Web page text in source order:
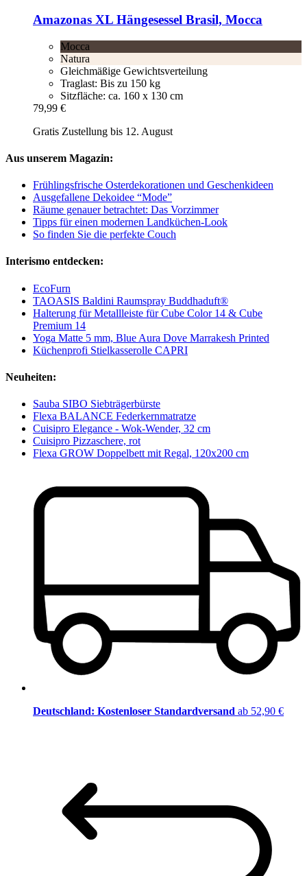
Amazonas XL Hängesessel Brasil, Mocca
Mocca
Natura
Gleichmäßige Gewichtsverteilung
Traglast: Bis zu 150 kg
Sitzfläche: ca. 160 x 130 cm
79,99 €
Gratis Zustellung bis 12. August
Aus unserem Magazin:
Frühlingsfrische Osterdekorationen und Geschenkideen
Ausgefallene Dekoidee “Mode”
Räume genauer betrachtet: Das Vorzimmer
Tipps für einen modernen Landküchen-Look
So finden Sie die perfekte Couch
Interismo entdecken:
EcoFurn
TAOASIS Baldini Raumspray Buddhaduft®
Halterung für Metallleiste für Cube Color 14 & Cube
Premium 14
Yoga Matte 5 mm, Blue Aura Dove Marrakesh Printed
Küchenprofi Stielkasserolle CAPRI
Neuheiten:
Sauba SIBO Siebträgerbürste
Flexa BALANCE Federkernmatratze
Cuisipro Elegance - Wok-Wender, 32 cm
Cuisipro Pizzaschere, rot
Flexa GROW Doppelbett mit Regal, 120x200 cm
Deutschland: Kostenloser Standardversand ab 52,90 €